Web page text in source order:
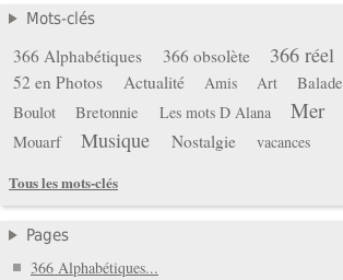
Mots-clés
366 Alphabétiques 366 obsolète 366 réel
52 en Photos
Actualité Amis Art Balade
Boulot
Bretonnie Les mots D Alana Mer
Mouarf Musique Nostalgie
vacances
Tous les mots-clés
Pages
366 Alphabétiques...